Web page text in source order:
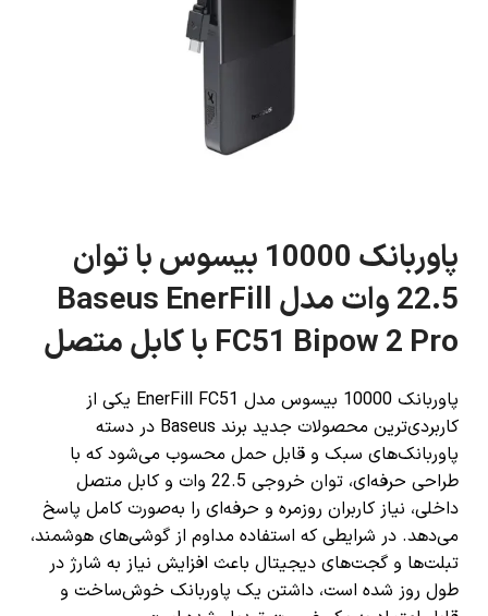
پاوربانک 10000 بیسوس با توان
22.5 وات مدل Baseus EnerFill
FC51 Bipow 2 Pro با کابل متصل
پاوربانک 10000 بیسوس مدل EnerFill FC51 یکی از
کاربردی‌ترین محصولات جدید برند Baseus در دسته
پاوربانک‌های سبک و قابل حمل محسوب می‌شود که با
طراحی حرفه‌ای، توان خروجی 22.5 وات و کابل متصل
داخلی، نیاز کاربران روزمره و حرفه‌ای را به‌صورت کامل پاسخ
می‌دهد. در شرایطی که استفاده مداوم از گوشی‌های هوشمند،
تبلت‌ها و گجت‌های دیجیتال باعث افزایش نیاز به شارژ در
طول روز شده است، داشتن یک پاوربانک خوش‌ساخت و